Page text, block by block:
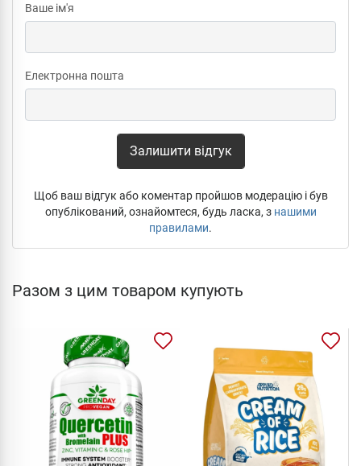
Ваше ім'я
Електронна пошта
Залишити відгук
Щоб ваш відгук або коментар пройшов модерацію і був
опублікований, ознайомтеся, будь ласка, з нашими
правилами.
Разом з цим товаром купують